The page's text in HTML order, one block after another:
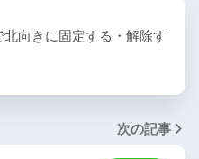
北向きに固定する・解除す
次の記事